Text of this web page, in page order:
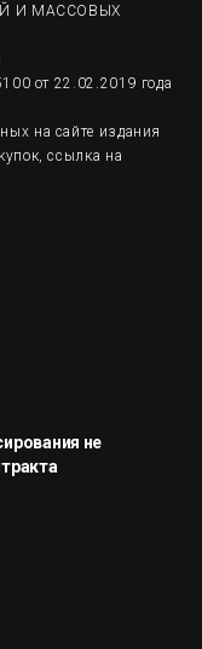
И МАССОВЫХ
от 22.02.2019 года
на сайте издания
ссылка на
не